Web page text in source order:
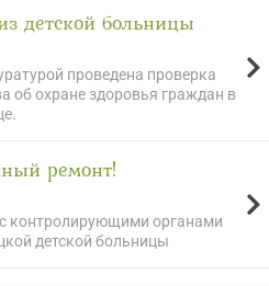
детской больницы
проведена проверка
об охране здоровья граждан в
ремонт!
контролирующими органами
детской больницы